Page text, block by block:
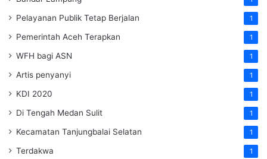
Pelayanan Publik Tetap Berjalan 1
Pemerintah Aceh Terapkan 1
WFH bagi ASN 1
Artis penyanyi 1
KDI 2020 1
Di Tengah Medan Sulit 1
Kecamatan Tanjungbalai Selatan 1
Terdakwa 1